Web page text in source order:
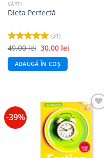
CĂRȚI
Dieta Perfectă
Evaluat la
5.00din 5
(31)
49,00lei Prețul
inițial
a
fost:
49,00 lei.
30,00 leiPrețul
curent
ADAUGĂ ÎN COȘ
-39%
Add to
wishlist